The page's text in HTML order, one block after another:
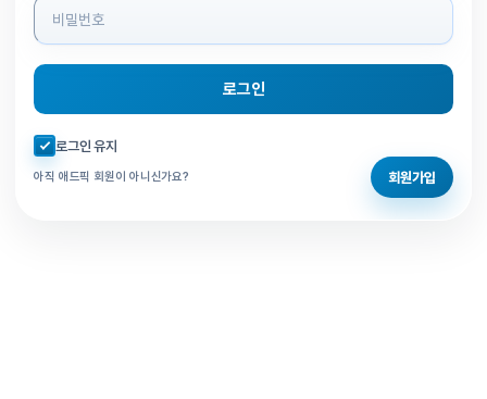
로그인
자동로그인 체크
로그인 유지
아직 애드픽 회원이 아니신가요? 회원가입